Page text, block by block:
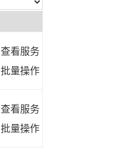
查看服务
批量操作
查看服务
批量操作